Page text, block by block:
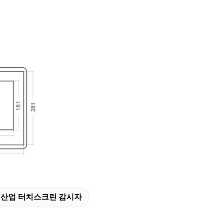
산업 터치스크린 감시자